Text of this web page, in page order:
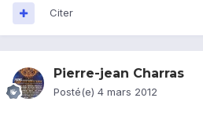
Citer
Pierre-jean Charras
Posté(e) 4 mars 2012